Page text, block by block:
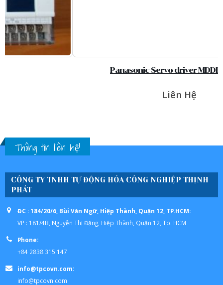
Panasonic Servo driver MDDHT3530E
Thông tin liên hệ!
CÔNG TY TNHH TỰ ĐỘNG HÓA CÔNG NGHIỆP THỊNH
PHÁT
ĐC : 184/20/6, Bùi Văn Ngữ, Hiệp Thành, Quận 12, TP.HCM:
VP : 181/4B, Nguyễn Thị Đặng, Hiệp Thành, Quận 12, Tp. HCM
Phone:
+84 2838 315 147
info@tpcovn.com:
info@tpcovn.com